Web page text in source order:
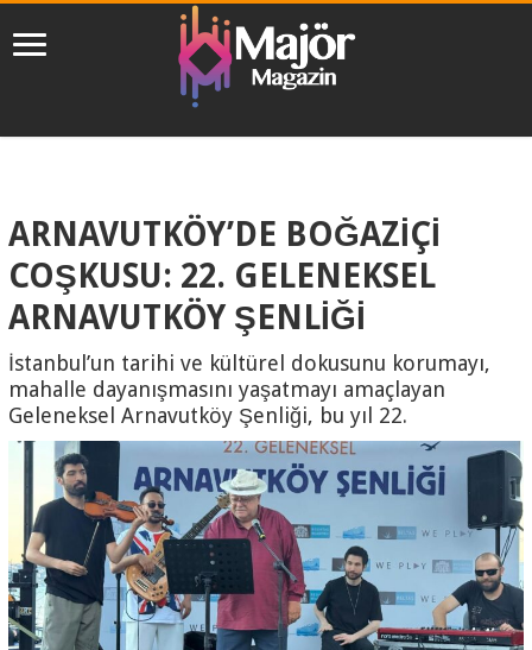
ARNAVUTKÖY’DE BOĞAZİÇİ
COŞKUSU: 22. GELENEKSEL
ARNAVUTKÖY ŞENLİĞİ
İstanbul’un tarihi ve kültürel dokusunu korumayı,
mahalle dayanışmasını yaşatmayı amaçlayan
Geleneksel Arnavutköy Şenliği, bu yıl 22.